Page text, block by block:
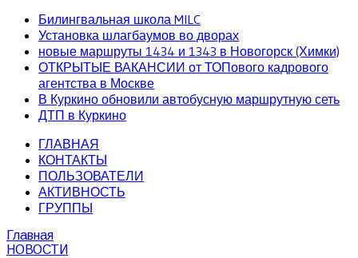
Билингвальная школа MILC
Установка шлагбаумов во дворах
новые маршруты 1434 и 1343 в Новогорск (Химки)
ОТКРЫТЫЕ ВАКАНСИИ от ТОПового кадрового
агентства в Москве
В Куркино обновили автобусную маршрутную сеть
ДТП в Куркино
ГЛАВНАЯ
КОНТАКТЫ
ПОЛЬЗОВАТЕЛИ
АКТИВНОСТЬ
ГРУППЫ
Главная
НОВОСТИ